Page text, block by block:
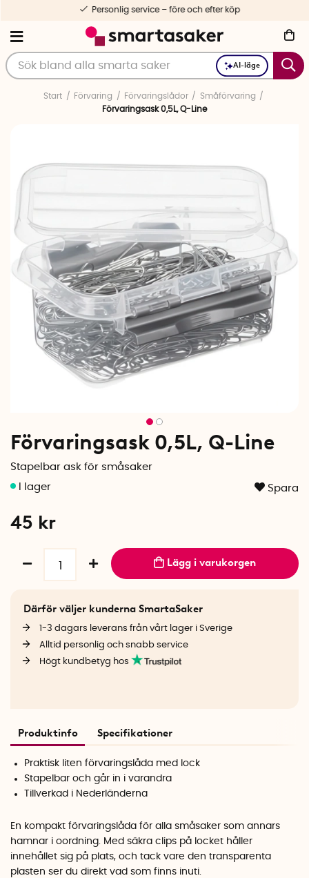
AI-läge
Personlig service – före och efter köp
Start Förvaring Förvaringslådor
Småförvaring
Förvaringsask 0,5L, Q-Line
Förvaringsask 0,5L, Q-Line
Stapelbar ask för småsaker
Spara
45 kr
Lägg i varukorgen
Därför väljer kunderna SmartaSaker
1-3 dagars leverans från vårt lager i Sverige
Alltid personlig och snabb service
Högt kundbetyg hos
Produktinfo Specifikationer
Praktisk liten förvaringslåda med lock
Stapelbar och går in i varandra
Tillverkad i Nederländerna
En kompakt förvaringslåda för alla småsaker som annars
hamnar i oordning. Med säkra clips på locket håller
innehållet sig på plats, och tack vare den transparenta
plasten ser du direkt vad som finns inuti.